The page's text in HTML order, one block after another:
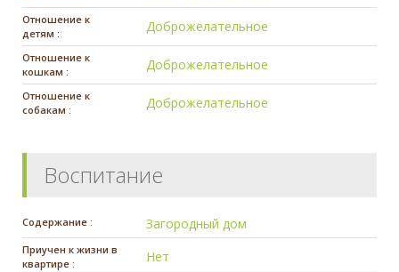
Отношение к
детям :
Доброжелательное
Отношение к
кошкам :
Доброжелательное
Отношение к
собакам :
Доброжелательное
Воспитание
Содержание : Загородный дом
Приучен к жизни в
квартире :
Нет